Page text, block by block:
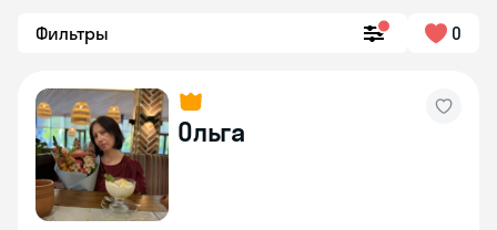
Фильтры 0
Ольга